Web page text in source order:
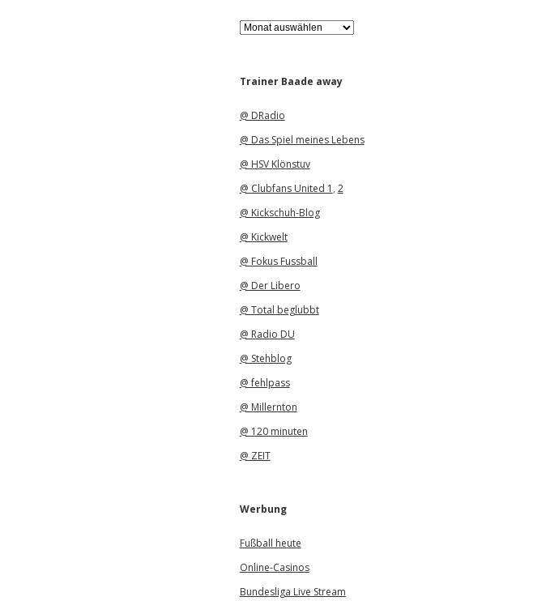
A
r
iTrainer Baade away
@ DRadio
@ Das Spiel meines Lebens
@ HSV Klönstuv
@ Clubfans United 1 , 2
@ Kickschuh-Blog
@ Kickwelt
@ Fokus Fussball
@ Der Libero
@ Total beglubbt
@ Radio DU
@ Stehblog
@ fehlpass
@ Millernton
@ 120 minuten
@ ZEIT
Werbung
Fußball heute
Online-Casinos
Bundesliga Live Stream